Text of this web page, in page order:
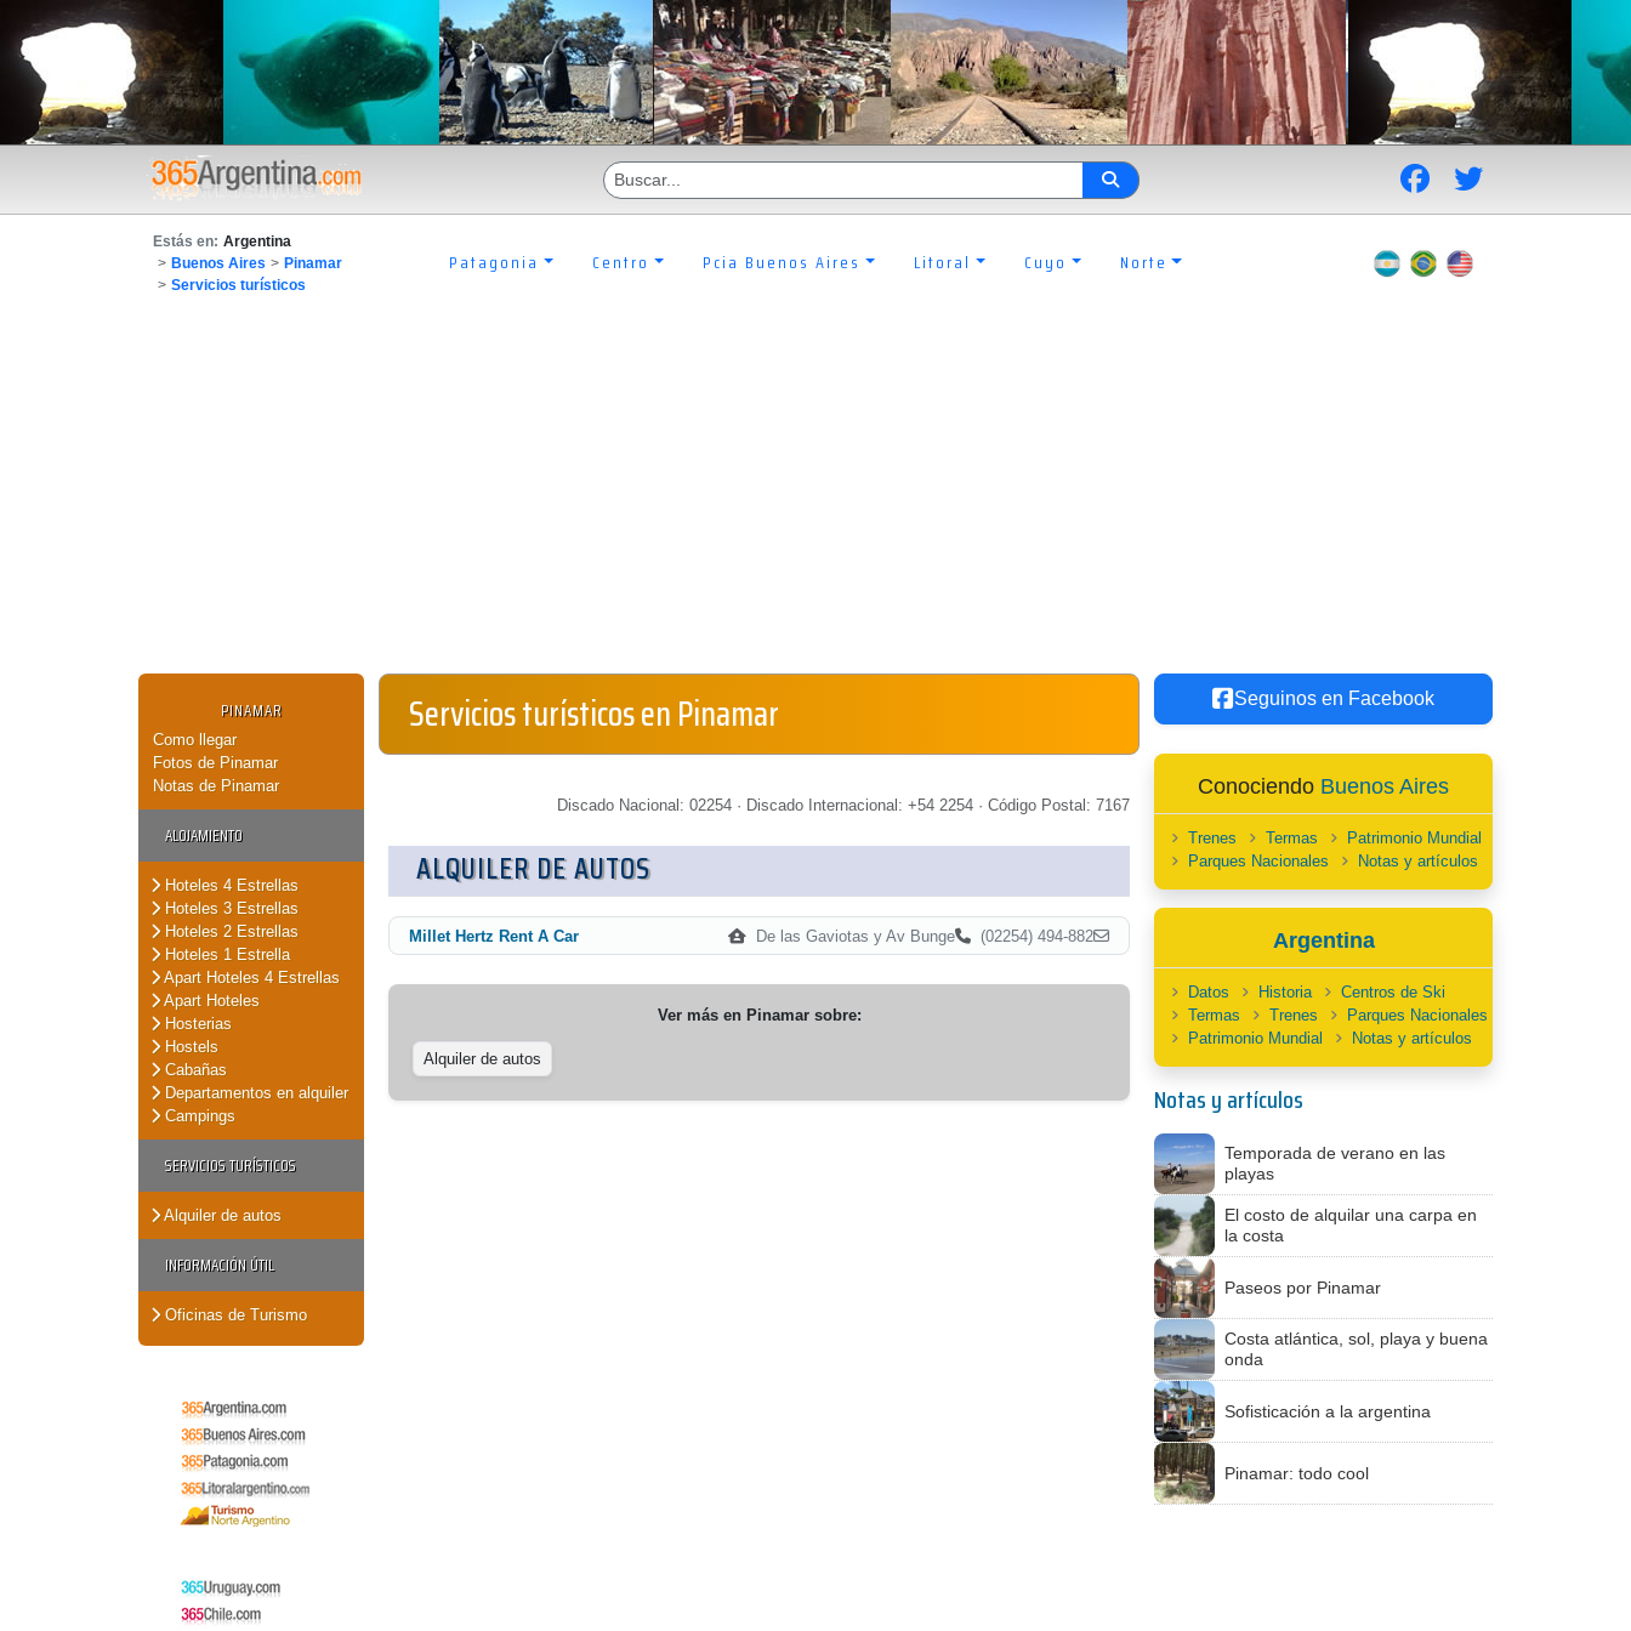
Estás en: Argentina
> Buenos Aires > Pinamar
> Servicios turísticos
Patagonia Centro Pcia Buenos Aires Litoral Cuyo Norte
PINAMAR
Como llegar
Fotos de Pinamar
Notas de Pinamar
ALOJAMIENTO
Hoteles 4 Estrellas
Hoteles 3 Estrellas
Hoteles 2 Estrellas
Hoteles 1 Estrella
Apart Hoteles 4 Estrellas
Apart Hoteles
Hosterias
Hostels
Cabañas
Departamentos en alquiler
Campings
SERVICIOS TURÍSTICOS
Alquiler de autos
INFORMACIÓN ÚTIL
Oficinas de Turismo
Servicios turísticos en Pinamar
Discado Nacional: 02254 · Discado Internacional: +54 2254 · Código Postal: 7167
ALQUILER DE AUTOS
Millet Hertz Rent A Car De las Gaviotas y Av Bunge (02254) 494-882
Ver más en Pinamarsobre:
Alquiler de autos
Seguinos en Facebook
Conociendo Buenos Aires
Trenes Termas
Patrimonio Mundial
Parques Nacionales
Notas y artículos
Argentina
Datos Historia
Centros de Ski
Termas
Trenes
Parques Nacionales
Patrimonio Mundial
Notas y artículos
Notas y artículos
Temporada de verano en las
playas
El costo de alquilar una carpa en
la costa
Paseos por Pinamar
Costa atlántica, sol, playa y buena
onda
Sofisticación a la argentina
Pinamar: todo cool